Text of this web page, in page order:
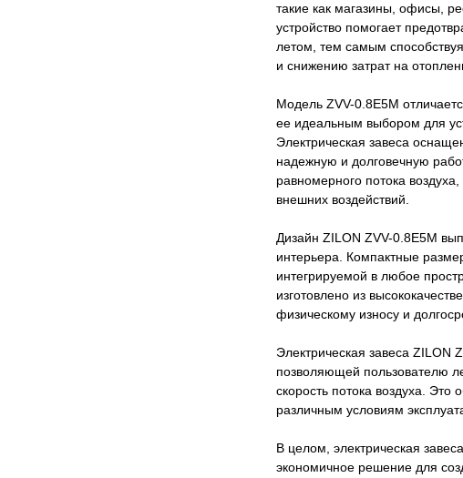
такие как магазины, офисы,
устройство помогает
летом, тем самым
и снижению затрат на
Модель ZVV-0.8E5M
ее идеальным выбором для
Электрическая завеса
надежную и долговечную
равномерного потока
внешних воздействий.
Дизайн ZILON ZVV-0.8E5M
интерьера. Компактные
интегрируемой в любое
изготовлено из
физическому износу и
Электрическая завеса ZILON
позволяющей пользователю
скорость потока воздуха.
различным условиям
В целом, электрическая
экономичное решение для